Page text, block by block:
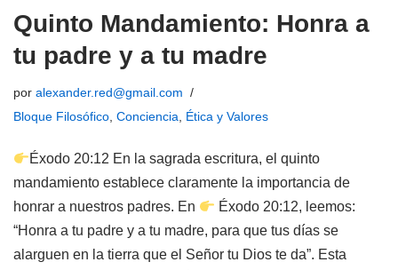
Quinto Mandamiento: Honra a
tu padre y a tu madre
por alexander.red@gmail.com
Bloque Filosófico, Conciencia, Ética y Valores
Éxodo 20:12 En la sagrada escritura, el quinto
mandamiento establece claramente la importancia de
honrar a nuestros padres. En
Éxodo 20:12, leemos:
“Honra a tu padre y a tu madre, para que tus días se
alarguen en la tierra que el Señor tu Dios te da”. Esta